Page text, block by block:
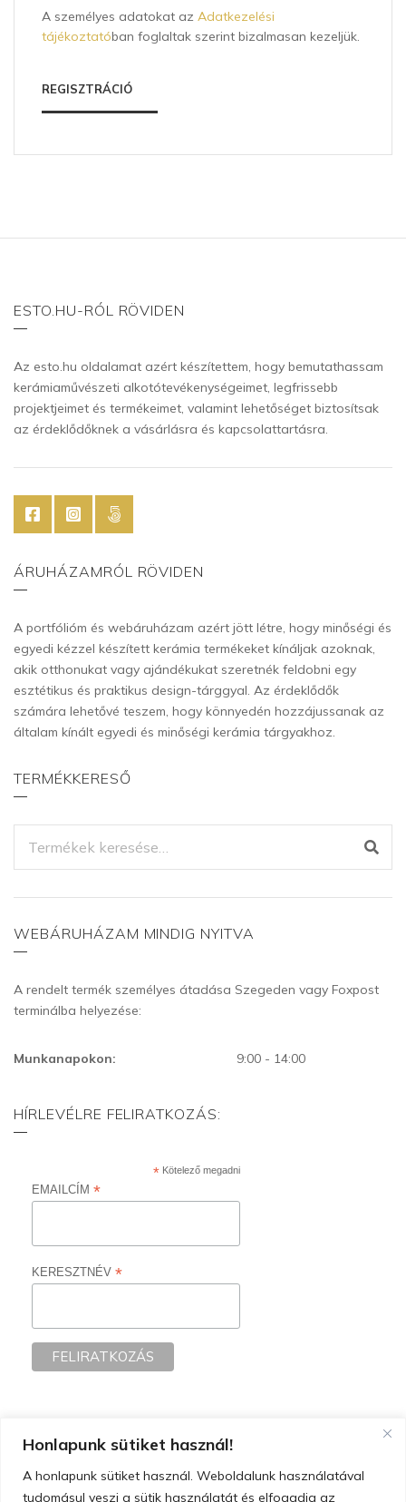
Honlapunk sütiket használ!
A honlapunk sütiket használ. Weboldalunk használatával
tudomásul veszi a sütik használatát és elfogadja az
A személyes adatokat az Adatkezelési
tájékoztatóban foglaltak szerint bizalmasan kezeljük.
REGISZTRÁCIÓ
ESTO.HU-RÓL RÖVIDEN
Az esto.hu oldalamat azért készítettem, hogy bemutathassam
kerámiaművészeti alkotótevékenységeimet, legfrissebb
projektjeimet és termékeimet, valamint lehetőséget biztosítsak
az érdeklődőknek a vásárlásra és kapcsolattartásra.
ÁRUHÁZAMRÓL RÖVIDEN
A portfólióm és webáruházam azért jött létre, hogy minőségi és
egyedi kézzel készített kerámia termékeket kínáljak azoknak,
akik otthonukat vagy ajándékukat szeretnék feldobni egy
esztétikus és praktikus design-tárggyal. Az érdeklődők
számára lehetővé teszem, hogy könnyedén hozzájussanak az
általam kínált egyedi és minőségi kerámia tárgyakhoz.
TERMÉKKERESŐ
WEBÁRUHÁZAM MINDIG NYITVA
A rendelt termék személyes átadása Szegeden vagy Foxpost
terminálba helyezése:
Munkanapokon: 9:00 - 14:00
HÍRLEVÉLRE FELIRATKOZÁS:
* Kötelező megadni
EMAILCÍM *
KERESZTNÉV *